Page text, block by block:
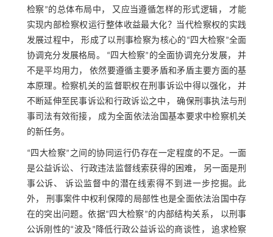
检察”的总体布局中， 又应当遵循怎样的形式逻辑， 才能
实现内部检察权运行整体收益最大化？当代检察权的实践
发展过程中， 形成了以刑事检察为核心的“四大检察”全面
协调充分发展格局。 “四大检察”的全面协调充分发展， 并
不是平均用力， 依然要遵循主要矛盾和矛盾主要方面的基
本原理。检察机关的监督职权在刑事诉讼中得以强化， 并
不断延伸至民事诉讼和行政诉讼之中， 确保刑事执法与刑
事司法有效衔接， 成为全面依法治国基本要求中检察机关
的新任务。
“四大检察”之间的协同运行仍存在一定程度的不足。一面
是公益诉讼、 行政违法监督线索获得的困难， 另一面是刑
事公诉、 诉讼监督中的潜在线索得不到进一步挖掘。此
外， 刑事案件中权利保障的局部性也是全面依法治国中存
在的突出问题。依据“四大检察”的内部结构关系， 以刑事
公诉刚性的“波及”降低行政公益诉讼的商谈性， 追求检察